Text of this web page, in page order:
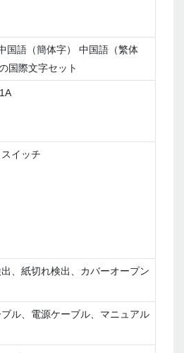
国語（簡体字） 中国語（繁体
国際文字セット
イッチ
、紙切れ検出、カバーオープン
ル、電源ケーブル、マニュアル